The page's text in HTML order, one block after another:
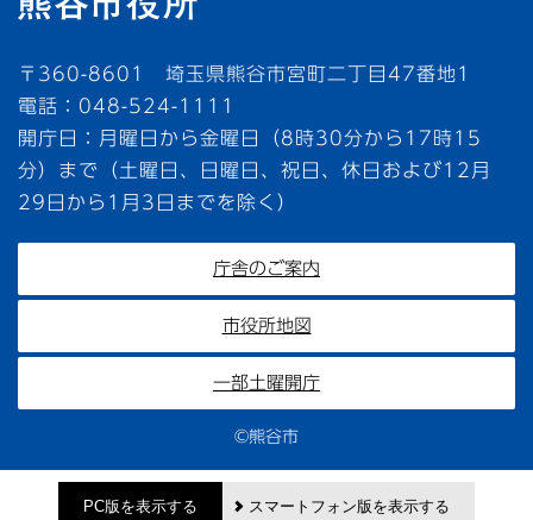
〒360-8601 埼玉県熊谷市宮町二丁目47番地1
電話：048-524-1111
開庁日：月曜日から金曜日（8時30分から17時15
分）まで（土曜日、日曜日、祝日、休日および12月
29日から1月3日までを除く）
庁舎のご案内
市役所地図
一部土曜開庁
©熊谷市
PC版を表示する スマートフォン版を表示する